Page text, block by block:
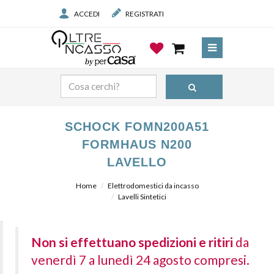
ACCEDI REGISTRATI
SCHOCK FOMN200A51
FORMHAUS N200
LAVELLO
Home
Elettrodomestici da incasso
Lavelli Sintetici
Non si effettuano spedizioni e ritiri da
venerdì 7 a lunedì 24 agosto compresi.